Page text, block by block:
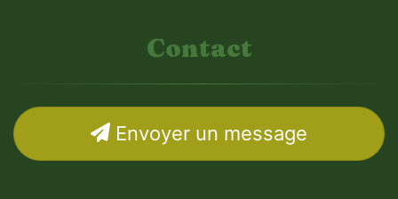
Contact
Envoyer un message